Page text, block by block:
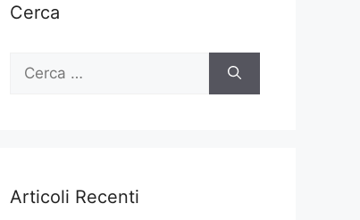
Cerca
Ricerca
Articoli Recenti